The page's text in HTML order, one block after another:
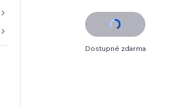
Dostupné zdarma